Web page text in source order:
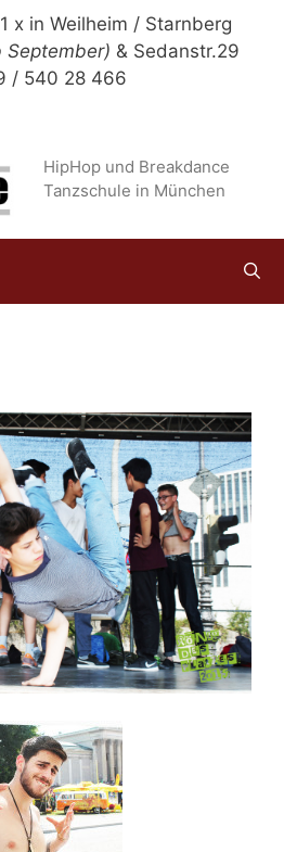
x in Weilheim / Starnberg
September) & Sedanstr.29
/ 540 28 466
HipHop und Breakdance
Tanzschule in München